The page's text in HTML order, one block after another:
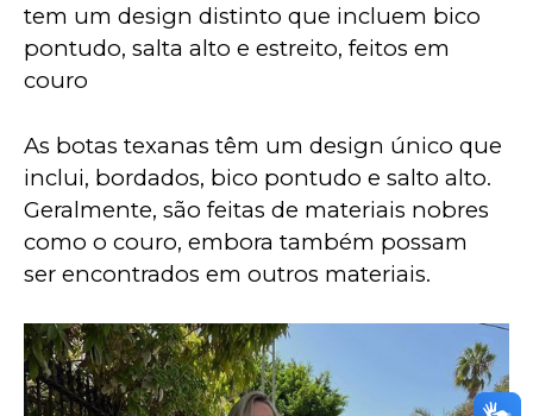
tem um design distinto que incluem bico
pontudo, salta alto e estreito, feitos em
couro
As botas texanas têm um design único que
inclui, bordados, bico pontudo e salto alto.
Geralmente, são feitas de materiais nobres
como o couro, embora também possam
ser encontrados em outros materiais.